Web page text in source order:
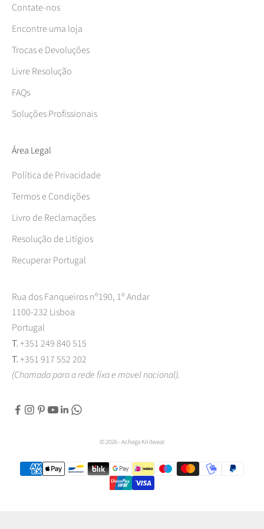
Contate-nos
Encontre uma loja
Trocas e Devoluções
Livre Resolução
FAQs
Soluções Profissionais
Área Legal
Política de Privacidade
Termos e Condições
Livro de Reclamações
Resolução de Litígios
Recuperar Portugal
Rua dos Fanqueiros nº190, 1º Andar
1100-232 Lisboa
Portugal
T. +351 249 840 515
T. +351 917 552 202
(Chamada para a rede fixa e movel nacional).
© 2026 - Achega Knitwear